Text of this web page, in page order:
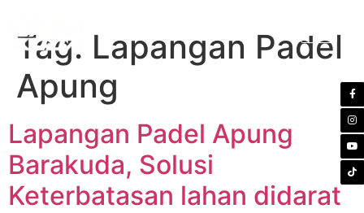
Tag: Lapangan Padel
Apung
Lapangan Padel Apung
Barakuda, Solusi
Keterbatasan lahan didarat